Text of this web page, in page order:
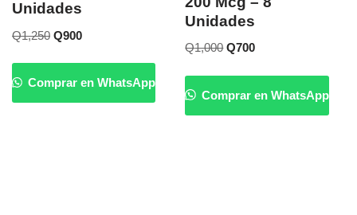
Unidades
Q1,250 Q900
Comprar en WhatsApp
Unidades
Q1,000 Q700
Comprar en WhatsApp